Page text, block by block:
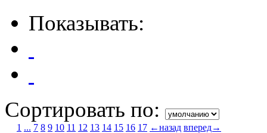
Показывать:
Сортировать по:
1 ... 7 8 9 10 11 12 13 14 15 16 17 ←назад вперед→